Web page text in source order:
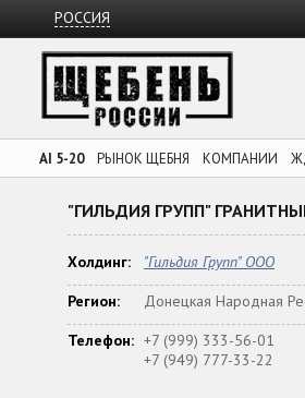
РОССИЯ
AI 5-20 РЫНОК ЩЕБНЯ КОМПАНИИ
"ГИЛЬДИЯ ГРУПП"
Холдинг:
"Гильдия Групп" ООО
Регион:
Донецкая Народная
Телефон: +7 (999) 333-56-01
+7 (949) 777-33-22